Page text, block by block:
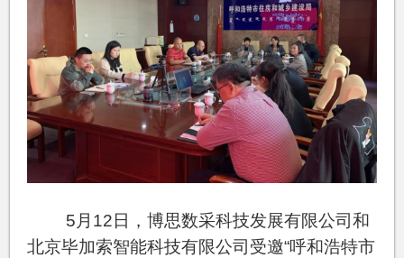
5月12日，博思数采科技发展有限公司和
北京毕加索智能科技有限公司受邀“呼和浩特市